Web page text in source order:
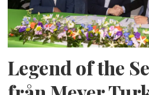
Legend of the